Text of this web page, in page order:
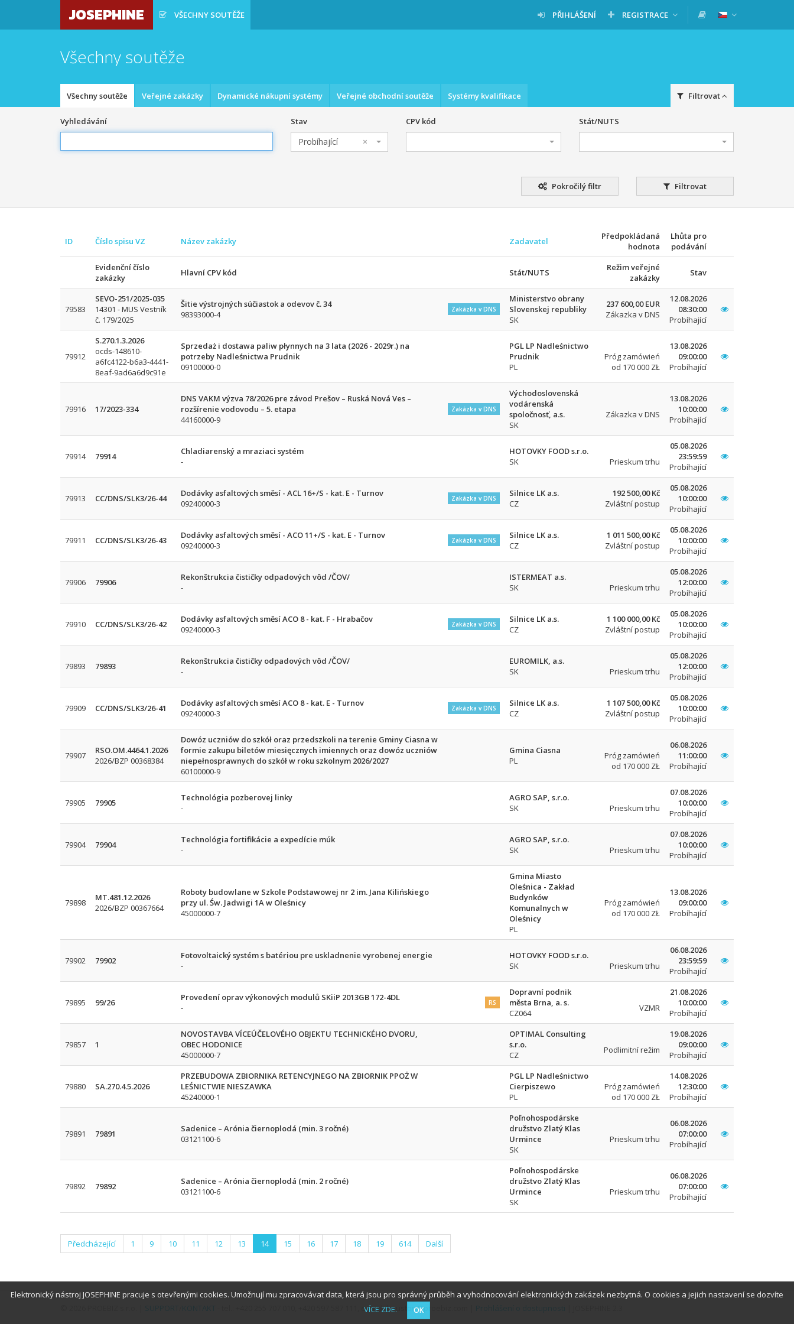
JOSEPHINE VŠECHNY SOUTĚŽE PŘIHLÁŠENÍ REGISTRACE
Všechny soutěže
Všechny soutěže Veřejné zakázky Dynamické nákupní systémy Veřejné obchodní soutěže Systémy kvalifikace Filtrovat
Vyhledávání Stav
×
Probíhající
CPV kód Stát/NUTS
Pokročilý filtr Filtrovat
ID Číslo spisu VZ Název zakázky Zadavatel
Předpokládaná
hodnota
Lhůta pro
podávání
Evidenční číslo
zakázky
Hlavní CPV kód Stát/NUTS
Režim veřejné
zakázky
Stav
79583
SEVO-251/2025-035
14301 - MUS Vestník
č. 179/2025
Šitie výstrojných súčiastok a odevov č. 34
98393000-4
Zakázka v DNS
Ministerstvo obrany
Slovenskej republiky
SK
237 600,00 EUR
Zákazka v DNS
12.08.2026
08:30:00
Probíhající
79912
S.270.1.3.2026
ocds-148610-
a6fc4122-b6a3-4441-
8eaf-9ad6a6d9c91e
Sprzedaż i dostawa paliw płynnych na 3 lata (2026 - 2029r.) na
potrzeby Nadleśnictwa Prudnik
09100000-0
PGL LP Nadleśnictwo
Prudnik
PL
Próg zamówień
od 170 000 ZŁ
13.08.2026
09:00:00
Probíhající
79916 17/2023-334
DNS VAKM výzva 78/2026 pre závod Prešov – Ruská Nová Ves –
rozšírenie vodovodu – 5. etapa
44160000-9
Zakázka v DNS
Východoslovenská
vodárenská
spoločnosť, a.s.
SK
Zákazka v DNS
13.08.2026
10:00:00
Probíhající
79914 79914
Chladiarenský a mraziaci systém
-
HOTOVKY FOOD s.r.o.
SK
Prieskum trhu
05.08.2026
23:59:59
Probíhající
79913 CC/DNS/SLK3/26-44
Dodávky asfaltových směsí - ACL 16+/S - kat. E - Turnov
09240000-3
Zakázka v DNS
Silnice LK a.s.
CZ
192 500,00 Kč
Zvláštní postup
05.08.2026
10:00:00
Probíhající
79911 CC/DNS/SLK3/26-43
Dodávky asfaltových směsí - ACO 11+/S - kat. E - Turnov
09240000-3
Zakázka v DNS
Silnice LK a.s.
CZ
1 011 500,00 Kč
Zvláštní postup
05.08.2026
10:00:00
Probíhající
79906 79906
Rekonštrukcia čističky odpadových vôd /ČOV/
-
ISTERMEAT a.s.
SK
Prieskum trhu
05.08.2026
12:00:00
Probíhající
79910 CC/DNS/SLK3/26-42
Dodávky asfaltových směsí ACO 8 - kat. F - Hrabačov
09240000-3
Zakázka v DNS
Silnice LK a.s.
CZ
1 100 000,00 Kč
Zvláštní postup
05.08.2026
10:00:00
Probíhající
79893 79893
Rekonštrukcia čističky odpadových vôd /ČOV/
-
EUROMILK, a.s.
SK
Prieskum trhu
05.08.2026
12:00:00
Probíhající
79909 CC/DNS/SLK3/26-41
Dodávky asfaltových směsí ACO 8 - kat. E - Turnov
09240000-3
Zakázka v DNS
Silnice LK a.s.
CZ
1 107 500,00 Kč
Zvláštní postup
05.08.2026
10:00:00
Probíhající
79907
RSO.OM.4464.1.2026
2026/BZP 00368384
Dowóz uczniów do szkół oraz przedszkoli na terenie Gminy Ciasna w
formie zakupu biletów miesięcznych imiennych oraz dowóz uczniów
niepełnosprawnych do szkół w roku szkolnym 2026/2027
60100000-9
Gmina Ciasna
PL
Próg zamówień
od 170 000 ZŁ
06.08.2026
11:00:00
Probíhající
79905 79905
Technológia pozberovej linky
-
AGRO SAP, s.r.o.
SK
Prieskum trhu
07.08.2026
10:00:00
Probíhající
79904 79904
Technológia fortifikácie a expedície múk
-
AGRO SAP, s.r.o.
SK
Prieskum trhu
07.08.2026
10:00:00
Probíhající
79898
MT.481.12.2026
2026/BZP 00367664
Roboty budowlane w Szkole Podstawowej nr 2 im. Jana Kilińskiego
przy ul. Św. Jadwigi 1A w Oleśnicy
45000000-7
Gmina Miasto
Oleśnica - Zakład
Budynków
Komunalnych w
Oleśnicy
PL
Próg zamówień
od 170 000 ZŁ
13.08.2026
09:00:00
Probíhající
79902 79902
Fotovoltaický systém s batériou pre uskladnenie vyrobenej energie
-
HOTOVKY FOOD s.r.o.
SK
Prieskum trhu
06.08.2026
23:59:59
Probíhající
79895 99/26
Provedení oprav výkonových modulů SKiiP 2013GB 172-4DL
-
RS
Dopravní podnik
města Brna, a. s.
CZ064
VZMR
21.08.2026
10:00:00
Probíhající
79857 1
NOVOSTAVBA VÍCEÚČELOVÉHO OBJEKTU TECHNICKÉHO DVORU,
OBEC HODONICE
45000000-7
OPTIMAL Consulting
s.r.o.
CZ
Podlimitní režim
19.08.2026
09:00:00
Probíhající
79880 SA.270.4.5.2026
PRZEBUDOWA ZBIORNIKA RETENCYJNEGO NA ZBIORNIK PPOŻ W
LEŚNICTWIE NIESZAWKA
45240000-1
PGL LP Nadleśnictwo
Cierpiszewo
PL
Próg zamówień
od 170 000 ZŁ
14.08.2026
12:30:00
Probíhající
79891 79891
Sadenice – Arónia čiernoplodá (min. 3 ročné)
03121100-6
Poľnohospodárske
družstvo Zlatý Klas
Urmince
SK
Prieskum trhu
06.08.2026
07:00:00
Probíhající
79892 79892
Sadenice – Arónia čiernoplodá (min. 2 ročné)
03121100-6
Poľnohospodárske
družstvo Zlatý Klas
Urmince
SK
Prieskum trhu
06.08.2026
07:00:00
Probíhající
Předcházející 1 9 10 11 12 13 14 15 16 17 18 19 614 Další
- tel.: +420 255 707 010, +420 597 587 111, e-mail: houston@proebiz.com |
Elektronický nástroj JOSEPHINE pracuje s otevřenými cookies. Umožnují mu zpracovávat data, která jsou pro správný průběh a vyhodnocování elektronických zakázek nezbytná. O cookies a jejich nastavení se dozvíte
VÍCE ZDE.
OK